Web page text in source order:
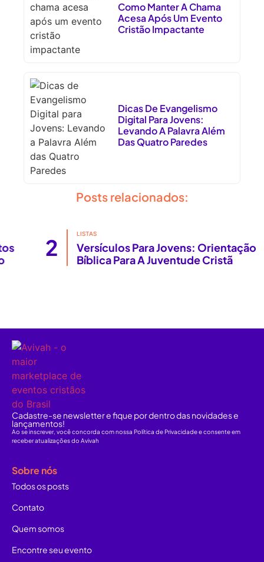
Como Manter A Chama
Acesa Após Um Evento
Cristão Impactante
Dicas De Evangelismo
Digital Para Jovens:
Levando A Palavra Além
Das Quatro Paredes
Posts relacionados:
2
Versículos Para Jovens: Orientação
Bíblica Para A Juventude Cristã
Cadastre-se newsletter e fique por dentro das novidades e
lançamentos!
Ao se inscrever, você concorda com nossa Política de Privacidade e consente em
receber atualizações do Avivah
Sobre nós
Todos os posts
Contato
Quem somos
Encontre seu evento